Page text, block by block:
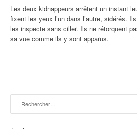
Les deux kidnappeurs arrêtent un instant
fixent les yeux l’un dans l’autre, sidérés.
les inspecte sans ciller. Ils ne rétorquent
sa vue comme ils y sont apparus.